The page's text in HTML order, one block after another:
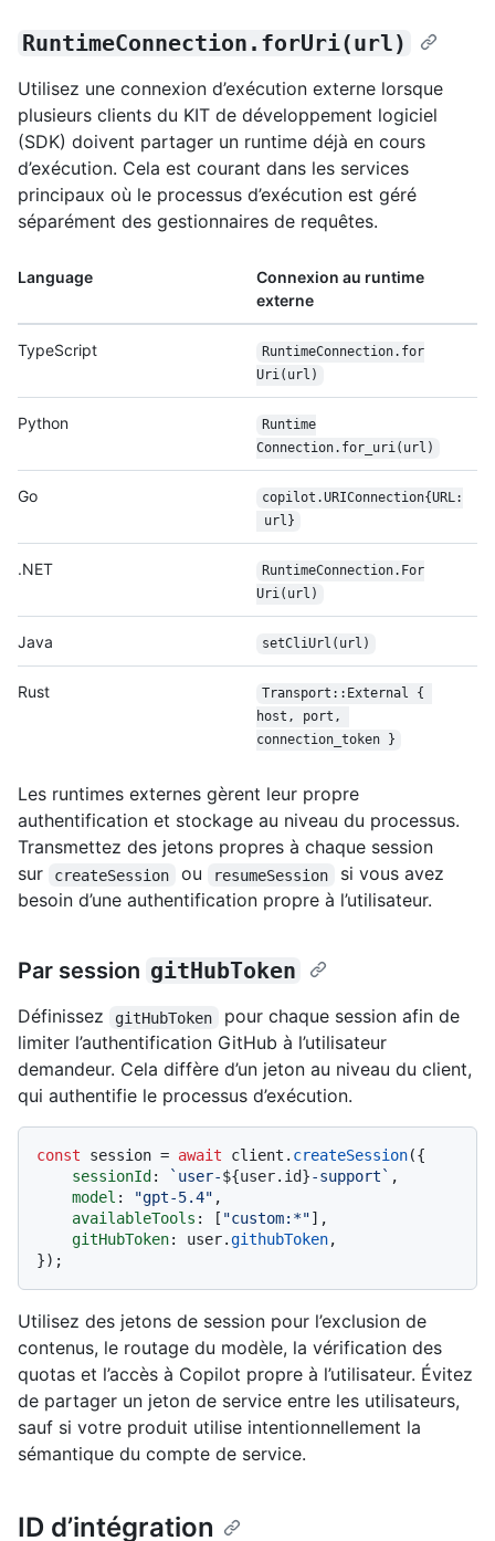
RuntimeConnection.forUri(url)
Utilisez une connexion d’exécution externe lorsque
plusieurs clients du KIT de développement logiciel
(SDK) doivent partager un runtime déjà en cours
d’exécution. Cela est courant dans les services
principaux où le processus d’exécution est géré
séparément des gestionnaires de requêtes.
Language
Connexion au runtime
externe
TypeScript RuntimeConnection.for
Uri(url)
Python
Runtime
Connection.for_uri(url)
Go
copilot.URIConnection{URL:
url}
.NET RuntimeConnection.For
Uri(url)
Java setCliUrl(url)
Rust
Transport::External {
host, port,
connection_token }
Les runtimes externes gèrent leur propre
authentification et stockage au niveau du processus.
Transmettez des jetons propres à chaque session
sur
createSession ou resumeSession
si vous avez
besoin d’une authentification propre à l’utilisateur.
Par session gitHubToken
Définissez gitHubToken
pour chaque session afin de
limiter l’authentification GitHub à l’utilisateur
demandeur. Cela diffère d’un jeton au niveau du client,
qui authentifie le processus d’exécution.
const session = await client. createSession({
sessionId : `user-${user.id}-support` ,
model : "gpt-5.4" ,
availableTools : [ "custom:*"],
gitHubToken: user.githubToken,
Utilisez des jetons de session pour l’exclusion de
contenus, le routage du modèle, la vérification des
quotas et l’accès à Copilot propre à l’utilisateur. Évitez
de partager un jeton de service entre les utilisateurs,
sauf si votre produit utilise intentionnellement la
sémantique du compte de service.
ID d’intégration